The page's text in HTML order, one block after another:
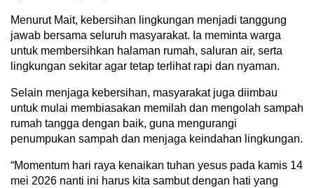
Menurut Mait, kebersihan lingkungan menjadi tanggung
jawab bersama seluruh masyarakat. Ia meminta warga
untuk membersihkan halaman rumah, saluran air, serta
lingkungan sekitar agar tetap terlihat rapi dan nyaman.
Selain menjaga kebersihan, masyarakat juga diimbau
untuk mulai membiasakan memilah dan mengolah sampah
rumah tangga dengan baik, guna mengurangi
penumpukan sampah dan menjaga keindahan lingkungan.
“Momentum hari raya kenaikan tuhan yesus pada kamis 14
mei 2026 nanti ini harus kita sambut dengan hati yang